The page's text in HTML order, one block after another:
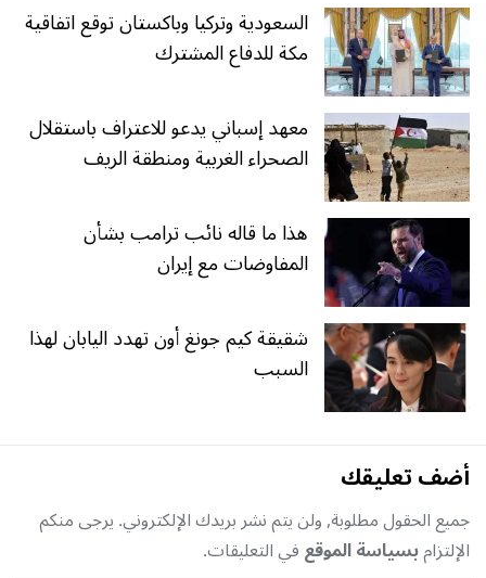
السعودية وتركيا وباكستان توقع اتفاقية
مكة للدفاع المشترك
معهد إسباني يدعو للاعتراف باستقلال
الصحراء الغربية ومنطقة الريف
هذا ما قاله نائب ترامب بشأن
المفاوضات مع إيران
شقيقة كيم جونغ أون تهدد اليابان لهذا
السبب
أضف تعليقك
جميع الحقول مطلوبة, ولن يتم نشر بريدك الإلكتروني. يرجى منكم
الإلتزامبسياسة الموقعفي التعليقات.